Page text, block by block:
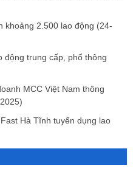
khoảng 2.500 lao động (24-
động trung cấp, phổ thông
MCC Việt Nam thông
Hà Tĩnh tuyển dụng lao